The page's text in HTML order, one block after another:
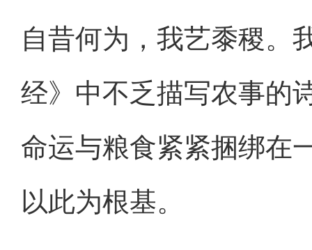
自昔何为，我艺黍稷。
经》中不乏描写农事的
命运与粮食紧紧捆绑在
以此为根基。